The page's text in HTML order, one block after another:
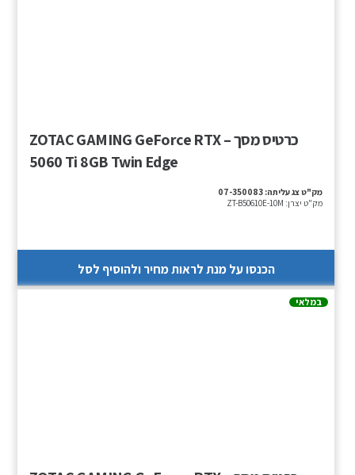
כרטיס מסך – ZOTAC GAMING GeForce RTX
5060 Ti 8GB Twin Edge
מק"ט צג עליתה: 07-350083
מק"ט יצרן: ZT-B50610E-10M
הכנסו על מנת לראות מחיר ולהוסיף לסל
במלאי